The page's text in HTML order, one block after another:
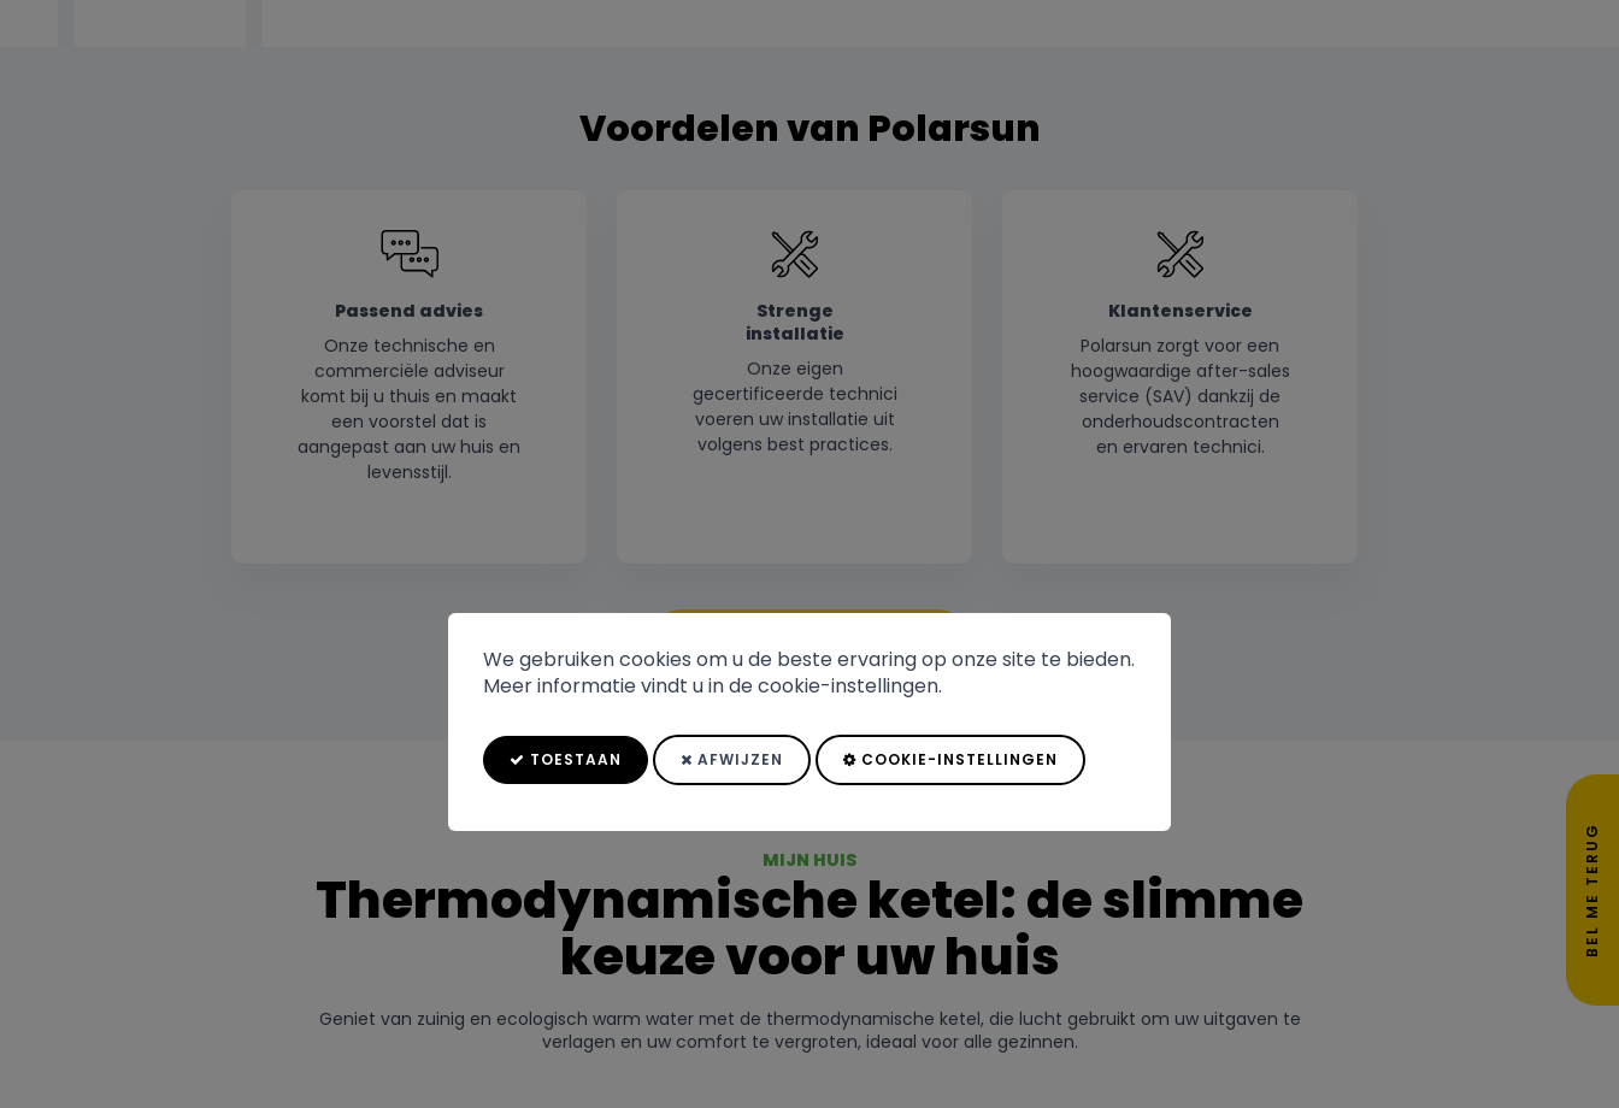
BEL ME TERUG
Voordelen van Polarsun
Passend advies
Onze technische en
commerciële adviseur
komt bij u thuis en maakt
een voorstel dat is
aangepast aan uw huis en
levensstijl.
Strenge
installatie
Onze eigen
gecertificeerde technici
voeren uw installatie uit
volgens best practices.
Klantenservice
Polarsun zorgt voor een
hoogwaardige after-sales
service (SAV) dankzij de
onderhoudscontracten
en ervaren technici.
MIJN HUIS
Thermodynamische ketel: de slimme
keuze voor uw huis
Geniet van zuinig en ecologisch warm water met de thermodynamische ketel, die lucht gebruikt om uw uitgaven te
verlagen en uw comfort te vergroten, ideaal voor alle gezinnen.
We gebruiken cookies om u de beste ervaring op onze site te bieden.
Meer informatie vindt u in de cookie-instellingen.
TOESTAAN AFWIJZEN COOKIE-INSTELLINGEN